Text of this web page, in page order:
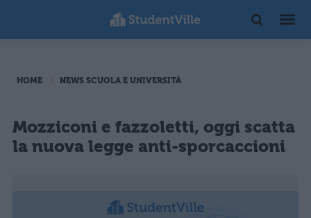
HOME NEWS SCUOLA E UNIVERSITÀ
Mozziconi e fazzoletti, oggi scatta
la nuova legge anti-sporcaccioni